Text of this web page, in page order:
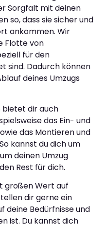
Sorgfalt mit deinen
so, dass sie sicher und
ankommen. Wir
Flotte von
für den
sind. Dadurch können
deines Umzugs
bietet dir auch
das Ein- und
das Montieren und
kannst du dich um
deinen Umzug
Rest für dich.
großen Wert auf
dir gerne ein
deine Bedürfnisse und
ist. Du kannst dich